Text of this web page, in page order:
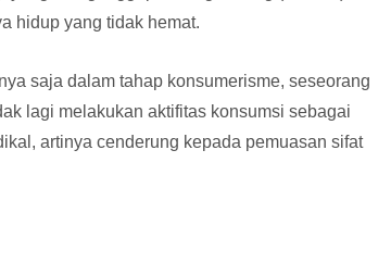
hidup yang tidak hemat.
saja dalam tahap konsumerisme, seseorang
lagi melakukan aktifitas konsumsi sebagai
artinya cenderung kepada pemuasan sifat